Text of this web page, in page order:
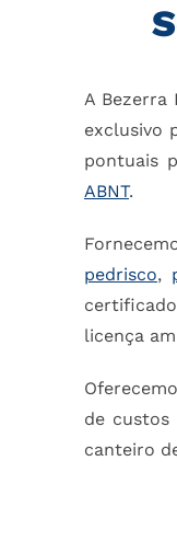
A Bezerra
exclusivo
pontuais
ABNT.
pedrisco,
licença
de custos
canteiro